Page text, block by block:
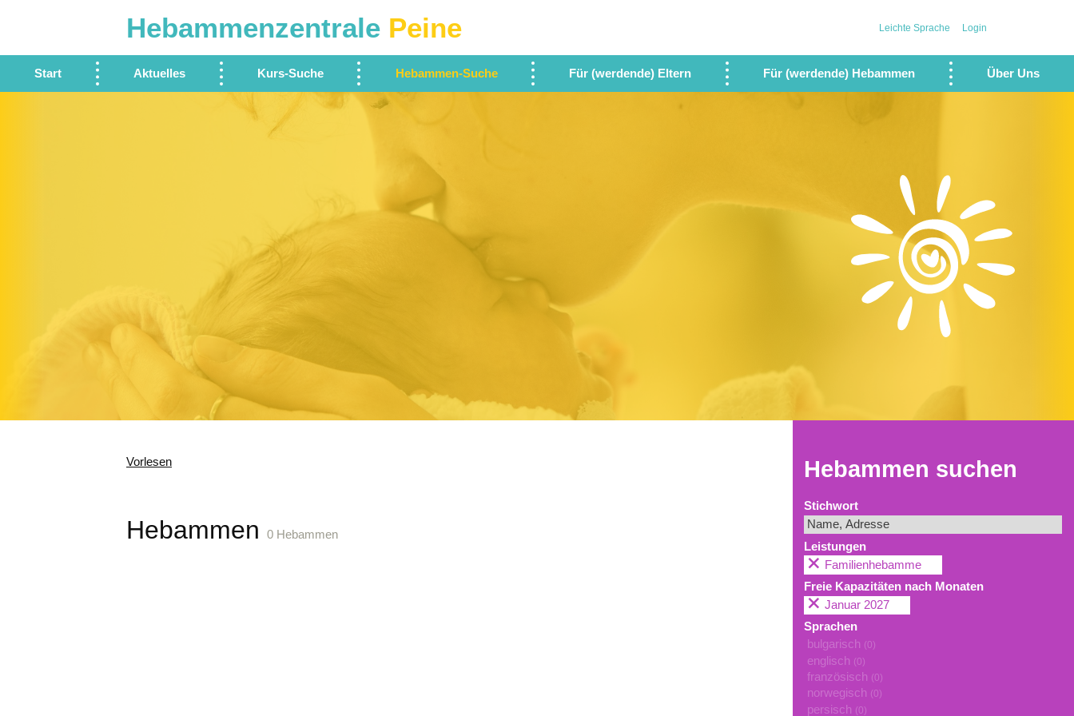
Hebammenzentrale Peine
Start Aktuelles Kurs-Suche Hebammen-Suche Für (werdende) Eltern Für (werdende) Hebammen Über Uns
Leichte Sprache Login
Hebammen suchen
Stichwort
Leistungen
Familienhebamme
Freie Kapazitäten nach Monaten
Januar 2027
Sprachen
bulgarisch (0)
englisch (0)
französisch (0)
norwegisch (0)
persisch (0)
Vorlesen
Hebammen0 Hebammen